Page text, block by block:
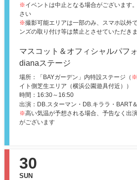
※イベントは中止となる場合がございます
さい
※撮影可能エリアは一部のみ、スマホ以外
ンズの取り付け等は禁止とさせていただき
マスコット＆オフィシャルパフ
dianaステージ
場所：「BAYガーデン」内特設ステージ（ ※
イト側芝生エリア（横浜公園遊具付近））
時間： 16:30～16:50
出演：DB.スターマン・DB.キララ・BART
※高い気温が予想される場合、予告なく出
がございます
30
SUN